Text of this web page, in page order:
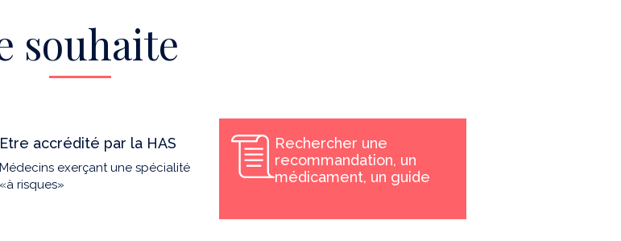
souhaite
Etre accrédité par la HAS
exerçant une spécialité
«à risques»
Rechercher une
recommandation, un
médicament, un guide